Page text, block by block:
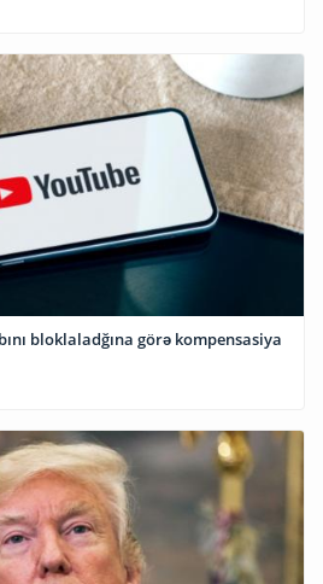
bloklaladğına görə kompensasiya